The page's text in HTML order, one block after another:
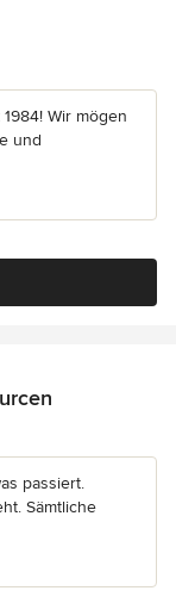
Wir mögen
und
passiert.
Sämtliche